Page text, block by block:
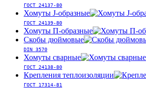
ГОСТ 24137-80
Хомуты J-образные
ГОСТ 24139-80
Хомуты П-образные
Скобы дюймовые
DIN 3570
Хомуты сварные
ГОСТ 24138-80
Крепления теплоизоляции
ГОСТ 17314-81